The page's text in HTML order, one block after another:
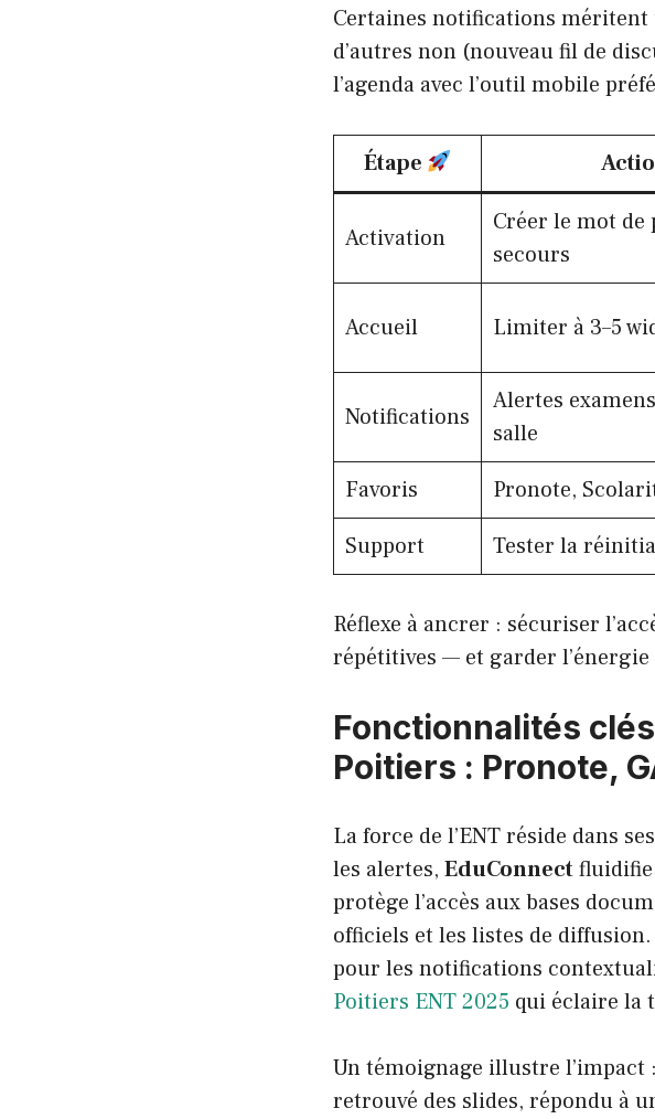
Certaines notifications méritent
d’autres non (nouveau fil de
l’agenda avec l’outil mobile
Étape
Activation
Créer le mot de
secours
Accueil Limiter à 3–5
Notifications
Alertes
salle
Favoris Pronote,
Support
Tester la
Réflexe à ancrer : sécuriser
répétitives — et garder
Fonctionnalités
Poitiers : Pronote,
La force de l’ENT réside dans
les alertes, EduConnectfluidifie
protège l’accès aux bases
officiels et les listes de diffusion.
pour les notifications
Poitiers ENT 2025 qui éclaire la
Un témoignage illustre
retrouvé des slides, répondu à